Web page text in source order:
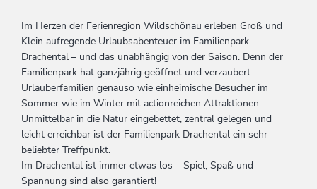
Im Herzen der Ferienregion Wildschönau erleben Groß und
Klein aufregende Urlaubsabenteuer im Familienpark
Drachental – und das unabhängig von der Saison. Denn der
Familienpark hat ganzjährig geöffnet und verzaubert
Urlauberfamilien genauso wie einheimische Besucher im
Sommer wie im Winter mit actionreichen Attraktionen.
Unmittelbar in die Natur eingebettet, zentral gelegen und
leicht erreichbar ist der Familienpark Drachental ein sehr
beliebter Treffpunkt.
Im Drachental ist immer etwas los – Spiel, Spaß und
Spannung sind also garantiert!